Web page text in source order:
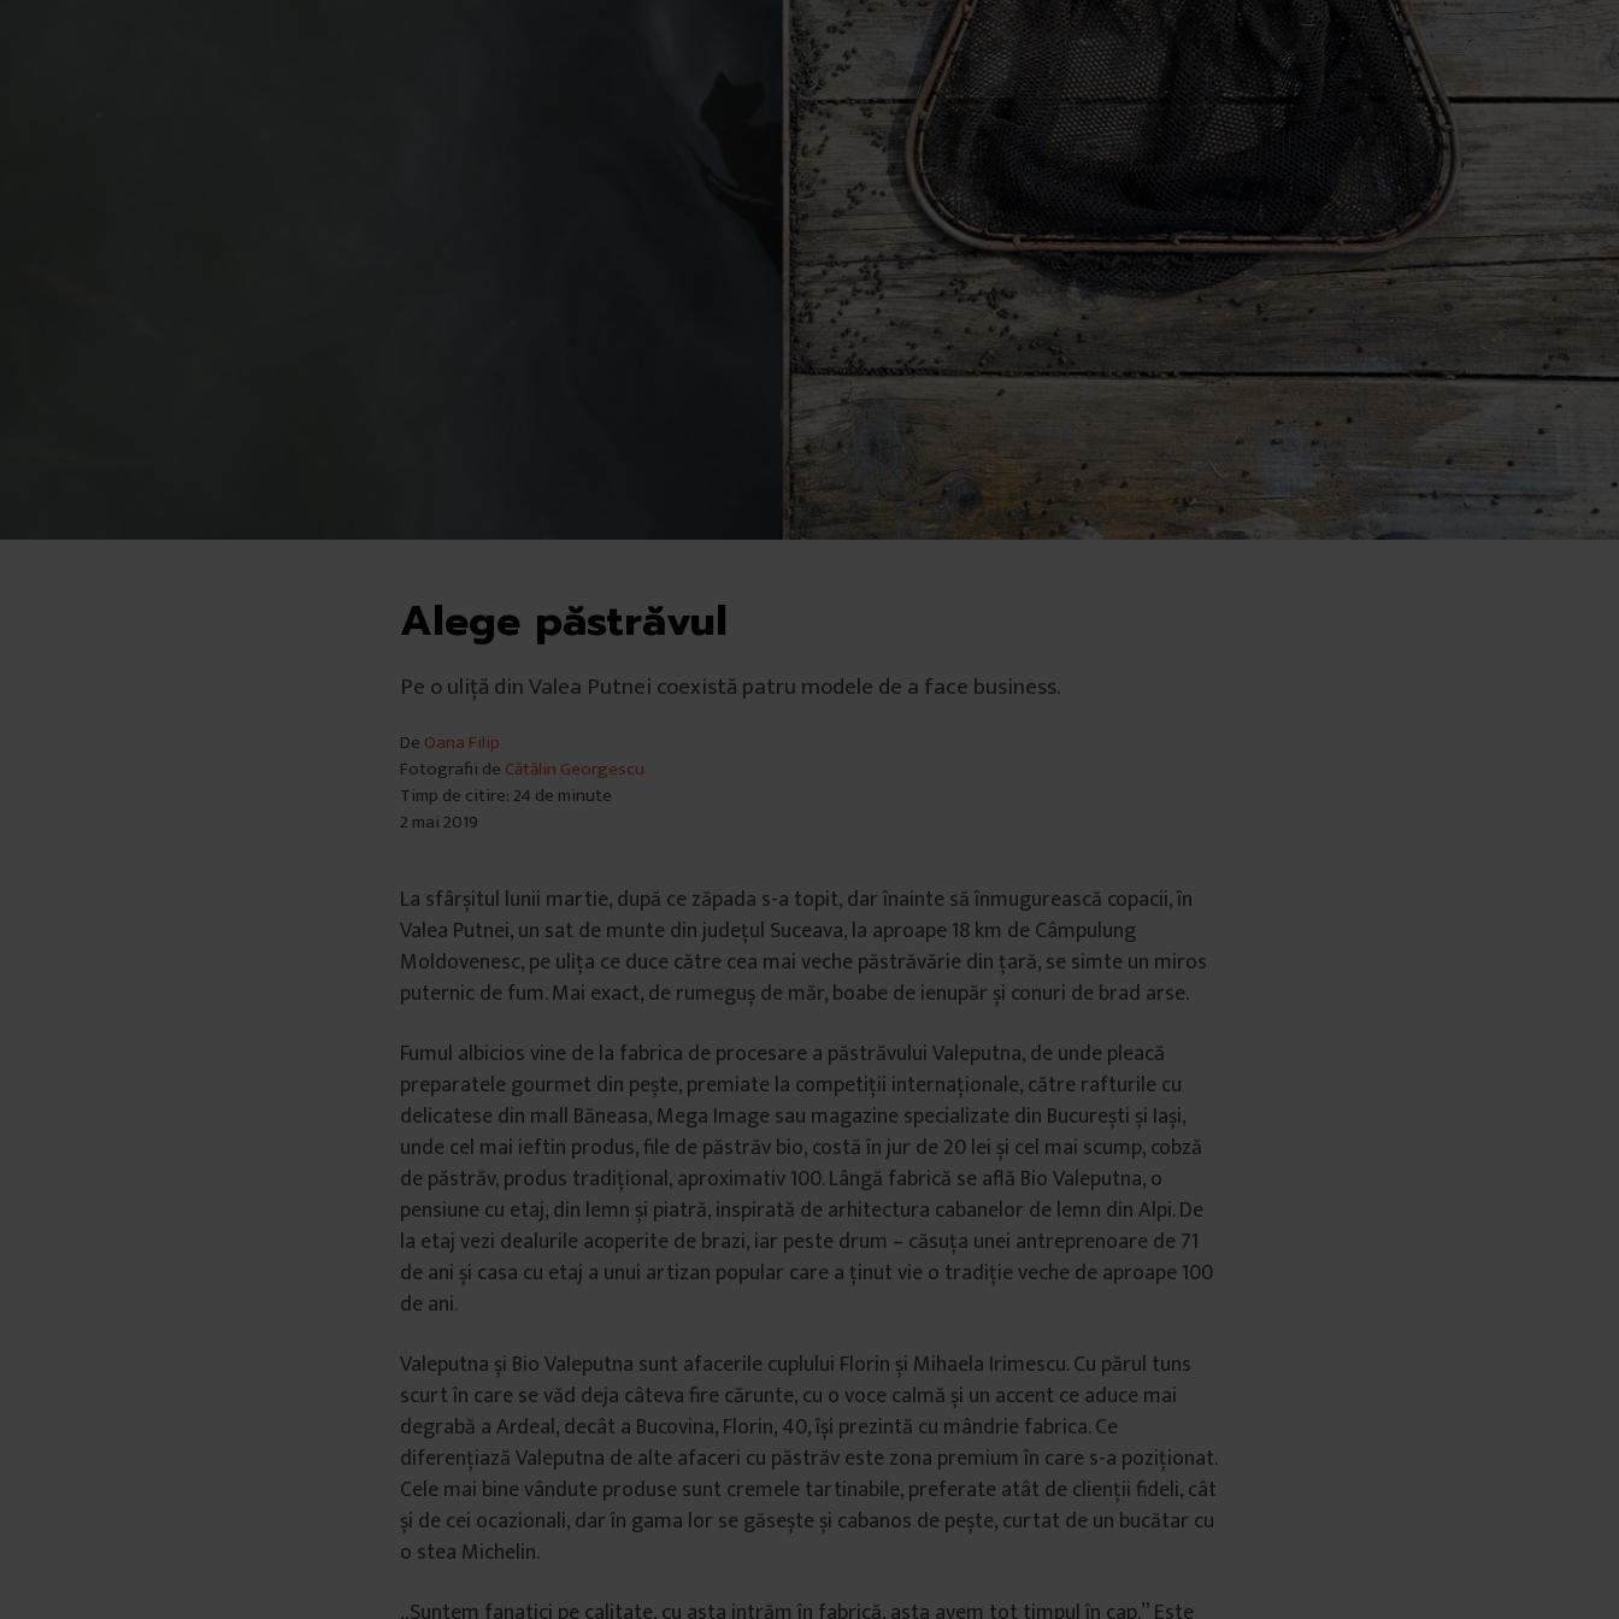
Alege păstrăvul
Pe o uliță din Valea Putnei coexistă patru modele de a face business.
De Oana Filip
Fotografii de Cătălin Georgescu
Timp de citire: 24 de minute
2 mai 2019
La sfârșitul lunii martie, după ce zăpada s-a topit, dar înainte să înmugurească copacii, în
Valea Putnei, un sat de munte din județul Suceava, la aproape 18 km de Câmpulung
Moldovenesc, pe ulița ce duce către cea mai veche păstrăvărie din țară, se simte un miros
puternic de fum. Mai exact, de rumeguș de măr, boabe de ienupăr și conuri de brad arse.
Fumul albicios vine de la fabrica de procesare a păstrăvului Valeputna, de unde pleacă
preparatele gourmet din pește, premiate la competiții internaționale, către rafturile cu
delicatese din mall Băneasa, Mega Image sau magazine specializate din București și Iași,
unde cel mai ieftin produs, file de păstrăv bio, costă în jur de 20 lei și cel mai scump, cobză
de păstrăv, produs tradițional, aproximativ 100. Lângă fabrică se află Bio Valeputna, o
pensiune cu etaj, din lemn și piatră, inspirată de arhitectura cabanelor de lemn din Alpi. De
la etaj vezi dealurile acoperite de brazi, iar peste drum – căsuța unei antreprenoare de 71
de ani și casa cu etaj a unui artizan popular care a ținut vie o tradiție veche de aproape 100
de ani.
Valeputna și Bio Valeputna sunt afacerile cuplului Florin și Mihaela Irimescu. Cu părul tuns
scurt în care se văd deja câteva fire cărunte, cu o voce calmă și un accent ce aduce mai
degrabă a Ardeal, decât a Bucovina, Florin, 40, își prezintă cu mândrie fabrica. Ce
diferențiază Valeputna de alte afaceri cu păstrăv este zona premium în care s-a poziționat.
Cele mai bine vândute produse sunt cremele tartinabile, preferate atât de clienții fideli, cât
și de cei ocazionali, dar în gama lor se găsește și cabanos de pește, curtat de un bucătar cu
o stea Michelin.